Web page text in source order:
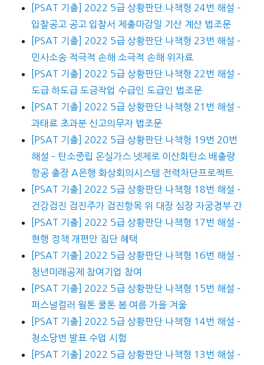
[PSAT 기출] 2022 5급 상황판단 나책형 24번 해설 –
입찰공고 공고 입찰서 제출마감일 기산 계산 법조문
[PSAT 기출] 2022 5급 상황판단 나책형 23번 해설 –
민사소송 적극적 손해 소극적 손해 위자료
[PSAT 기출] 2022 5급 상황판단 나책형 22번 해설 –
도급 하도급 도금작업 수급인 도급인 법조문
[PSAT 기출] 2022 5급 상황판단 나책형 21번 해설 –
과태료 초과분 신고의무자 법조문
[PSAT 기출] 2022 5급 상황판단 나책형 19번 20번
해설 – 탄소중립 온실가스 넷제로 이산화탄소 배출량
항공 출장 A은행 화상회의시스템 전력차단프로젝트
[PSAT 기출] 2022 5급 상황판단 나책형 18번 해설 –
건강검진 검진주가 검진항목 위 대장 심장 자궁경부 간
[PSAT 기출] 2022 5급 상황판단 나책형 17번 해설 –
현행 정책 개편안 집단 혜택
[PSAT 기출] 2022 5급 상황판단 나책형 16번 해설 –
청년미래공제 참여기업 참여
[PSAT 기출] 2022 5급 상황판단 나책형 15번 해설 –
퍼스널컬러 웜톤 쿨톤 봄 여름 가을 겨울
[PSAT 기출] 2022 5급 상황판단 나책형 14번 해설 –
청소당번 발표 수업 시험
[PSAT 기출] 2022 5급 상황판단 나책형 13번 해설 –